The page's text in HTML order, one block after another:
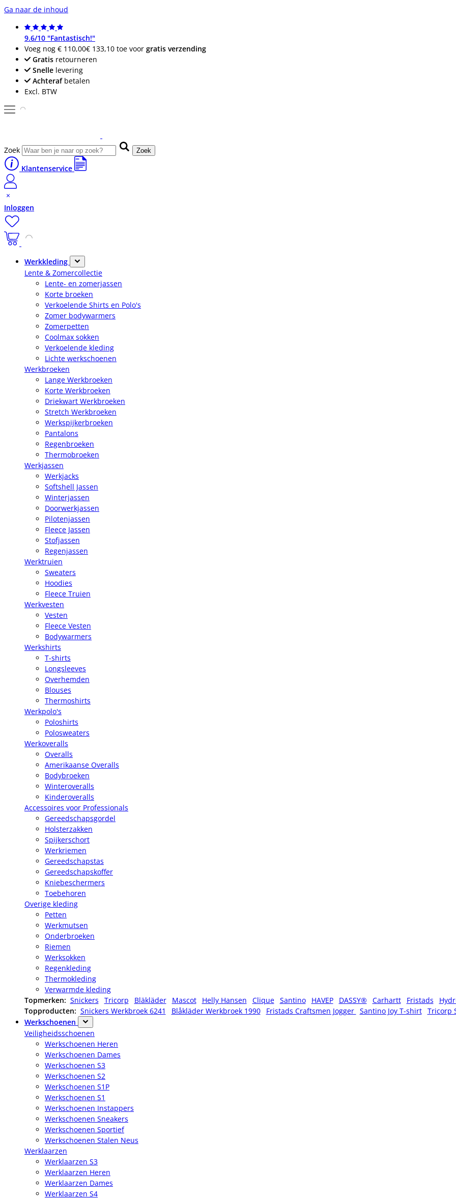
Ga naar de inhoud
9.6/10 "Fantastisch!"
Voeg nog € 110,00€ 133,10 toe voor gratis verzending
Gratis retourneren
Snelle levering
Achterafbetalen
Excl. BTW
Zoek Zoek
Klantenservice
Inloggen
Werkkleding
Lente & Zomercollectie
Lente- en zomerjassen
Korte broeken
Verkoelende Shirts en Polo's
Zomer bodywarmers
Zomerpetten
Coolmax sokken
Verkoelende kleding
Lichte werkschoenen
Werkbroeken
Lange Werkbroeken
Korte Werkbroeken
Driekwart Werkbroeken
Stretch Werkbroeken
Werkspijkerbroeken
Pantalons
Regenbroeken
Thermobroeken
Werkjassen
Werkjacks
Softshell Jassen
Winterjassen
Doorwerkjassen
Pilotenjassen
Fleece Jassen
Stofjassen
Regenjassen
Werktruien
Sweaters
Hoodies
Fleece Truien
Werkvesten
Vesten
Fleece Vesten
Bodywarmers
Werkshirts
T-shirts
Longsleeves
Overhemden
Blouses
Thermoshirts
Werkpolo's
Poloshirts
Polosweaters
Werkoveralls
Overalls
Amerikaanse Overalls
Bodybroeken
Winteroveralls
Kinderoveralls
Accessoires voor Professionals
Gereedschapsgordel
Holsterzakken
Spijkerschort
Werkriemen
Gereedschapstas
Gereedschapskoffer
Kniebeschermers
Toebehoren
Overige kleding
Petten
Werkmutsen
Onderbroeken
Riemen
Werksokken
Regenkleding
Thermokleding
Verwarmde kleding
Topmerken: Snickers Tricorp Bläkläder Mascot Helly Hansen Clique Santino HAVEP DASSY® Carhartt Fristads
Topproducten: Snickers Werkbroek 6241 Blåkläder Werkbroek 1990 Fristads Craftsmen Jogger Santino Joy T-shirt
Tricorp
Werkschoenen
Veiligheidsschoenen
Werkschoenen Heren
Werkschoenen Dames
Werkschoenen S3
Werkschoenen S2
Werkschoenen S1P
Werkschoenen S1
Werkschoenen Instappers
Werkschoenen Sneakers
Werkschoenen Sportief
Werkschoenen Stalen Neus
Werklaarzen
Werklaarzen S3
Werklaarzen Heren
Werklaarzen Dames
Werklaarzen S4